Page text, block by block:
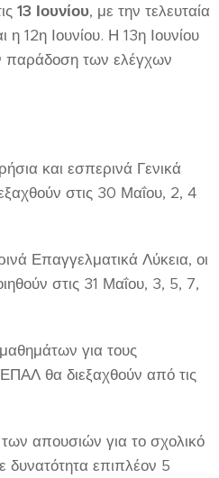
13 Ιουνίου, με την τελευταία
12η Ιουνίου. Η 13η Ιουνίου
παράδοση των ελέγχων
και εσπερινά Γενικά
στις 30 Μαΐου, 2, 4
Επαγγελματικά Λύκεια, οι
στις 31 Μαΐου, 3, 5, 7,
για τους
θα διεξαχθούν από τις
των απουσιών για το σχολικό
δυνατότητα επιπλέον 5